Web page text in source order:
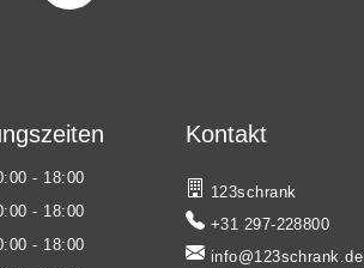
- 18:00
- 18:00
- 18:00
Kontakt
123schrank
+31 297-228800
info@123schrank.de